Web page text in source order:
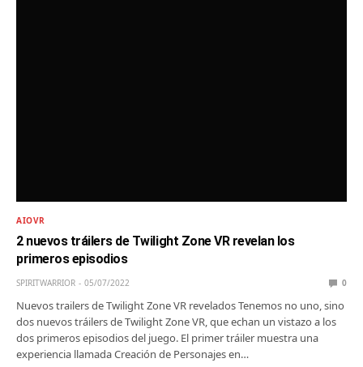
AIOVR
2 nuevos tráilers de Twilight Zone VR revelan los
primeros episodios
SPIRITWARRIOR 05/07/2022 0
Nuevos trailers de Twilight Zone VR revelados Tenemos no uno, sino
dos nuevos tráilers de Twilight Zone VR, que echan un vistazo a los
dos primeros episodios del juego. El primer tráiler muestra una
experiencia llamada Creación de Personajes en…